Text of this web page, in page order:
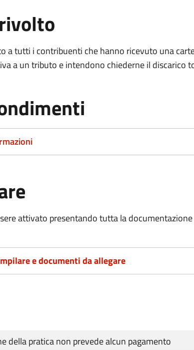
a tutti i contribuenti che hanno ricevuto una
a un tributo e intendono chiederne il discarico
attivato presentando tutta la
e documenti da allegare
della pratica non prevede alcun pagamento